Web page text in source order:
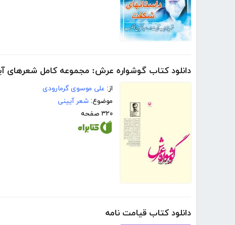
دانلود کتاب گوشواره عرش: مجموعه کامل شعرهای
از: علی موسوی گرمارودی
موضوع: شعر آیینی
۳۲۰ صفحه
دانلود کتاب قیامت نامه